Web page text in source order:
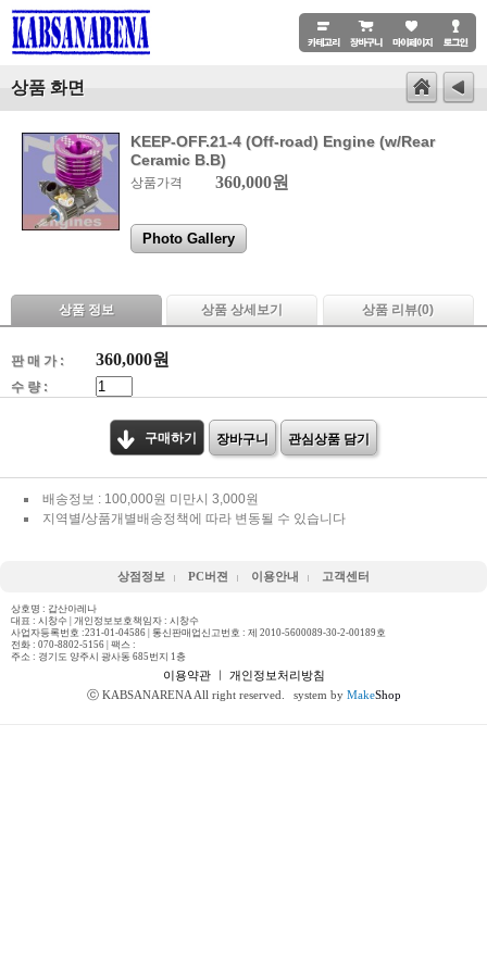
상품 화면
KEEP-OFF.21-4 (Off-road) Engine (w/Rear
Ceramic B.B)
상품가격 360,000원
Photo Gallery
상품 정보 상품 상세보기 상품 리뷰(0)
판 매 가 : 360,000원
수 량 :
구매하기 장바구니 관심상품 담기
배송정보 : 100,000원 미만시 3,000원
지역별/상품개별배송정책에 따라 변동될 수 있습니다
상점정보 PC버젼 이용안내 고객센터
상호명 : 갑산아레나
대표 : 시창수 | 개인정보보호책임자 : 시창수
사업자등록번호 :231-01-04586 | 통신판매업신고번호 : 제 2010-5600089-30-2-00189호
전화 : 070-8802-5156 | 팩스 :
주소 : 경기도 양주시 광사동 685번지 1층
이용약관ㅣ 개인정보처리방침
ⓒ KABSANARENA All right reserved.
system by MakeShop